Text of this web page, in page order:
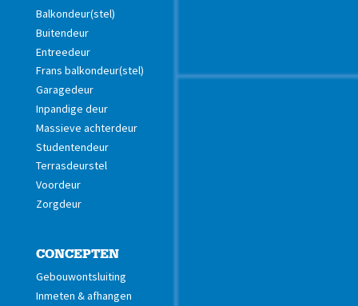
Balkondeur(stel)
Buitendeur
Entreedeur
Frans balkondeur(stel)
Garagedeur
Inpandige deur
Massieve achterdeur
Studentendeur
Terrasdeurstel
Voordeur
Zorgdeur
CONCEPTEN
Gebouwontsluiting
Inmeten & afhangen